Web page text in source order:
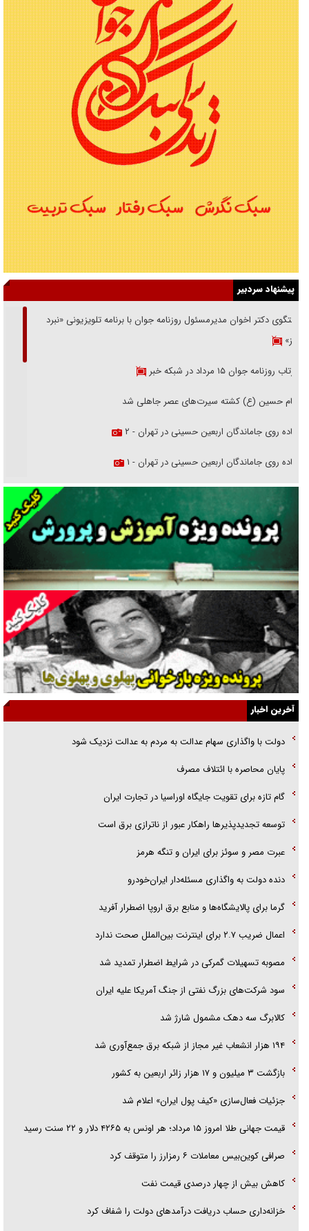
پیشنهاد سردبیر
گفتگوی دکتر اخوان مدیرمسئول روزنامه جوان با برنامه تلویزیونی «نبرد
هرمز»
بازتاب روزنامه جوان ۱۵ مرداد در شبکه خبر
امام حسین (ع) کشته سیرت‌های عصر جاهلی شد
پیاده روی جاماندگان اربعین حسینی در تهران - ۲
پیاده روی جاماندگان اربعین حسینی در تهران - ۱
فریاد‌ها و ناله‌های دوستان مبارزدلم را آتش می‌زد
تغییر رویه دشمن در ترور از شیخ فضل‌الله تا مصباح یزدی
خرید قسطی اولش خنده و آخرش گریه است!
فوتبال و آن «بالا»!
راهبرد غافلگیری با نسل جدید پهپاد‌ها
جنجال پزشکان تقلبی در صنعت زیبایی
یهودی‌ها در ادبیات داستانی اروپا؛ از شکسپیر تا دیکنز
گفت‌وگو با خواهر یکی از شهدای جنگ رمضان/ خواهرم فرمانده جهادی و
اهل خدمت بی‌منت بود
آخرین اخبار
دولت با واگذاری سهام عدالت به مردم به عدالت نزدیک شود
پایان محاصره با ائتلاف مصرف
گام تازه برای تقویت جایگاه اوراسیا در تجارت ایران
توسعه تجدیدپذیر‌ها راهکار عبور از ناترازی برق است
عبرت مصر و سوئز برای ایران و تنگه هرمز
دنده دولت به واگذاری مسئله‌دار ایران‌خودرو
گرما برای پالایشگاه‌ها و منابع برق اروپا اضطرار آفرید
اعمال ضریب ۲.۷ برای اینترنت بین‌الملل صحت ندارد
مصوبه تسهیلات گمرکی در شرایط اضطرار تمدید شد
سود شرکت‌های بزرگ نفتی از جنگ آمریکا علیه ایران
کالابرگ سه دهک مشمول شارژ شد
۱۹۴ هزار انشعاب غیر مجاز از شبکه برق جمع‌آوری شد
بازگشت ۳ میلیون و ۱۷ هزار زائر اربعین به کشور
جزئیات فعال‌سازی «کیف پول ایران» اعلام شد
قیمت جهانی طلا امروز ۱۵ مرداد؛ هر اونس به ۴۲۶۵ دلار و ۲۲ سنت رسید
صرافی کوین‌بیس معاملات ۶ رمزارز را متوقف کرد
کاهش بیش از چهار درصدی قیمت نفت
خزانه‌داری حساب دریافت درآمد‌های دولت را شفاف کرد